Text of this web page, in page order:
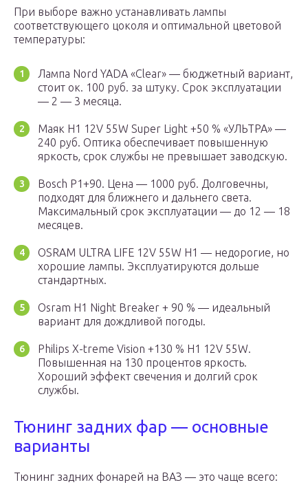
При выборе важно устанавливать лампы
соответствующего цоколя и оптимальной цветовой
температуры:
Лампа Nord YADA «Clear» — бюджетный вариант,
стоит ок. 100 руб. за штуку. Срок эксплуатации
— 2 — 3 месяца.
Маяк H1 12V 55W Super Light +50 % «УЛЬТРА» —
240 руб. Оптика обеспечивает повышенную
яркость, срок службы не превышает заводскую.
Bosch Р1+90. Цена — 1000 руб. Долговечны,
подходят для ближнего и дальнего света.
Максимальный срок эксплуатации — до 12 — 18
месяцев.
OSRAM ULTRA LIFE 12V 55W H1 — недорогие, но
хорошие лампы. Эксплуатируются дольше
стандартных.
Osram H1 Night Breaker + 90 % — идеальный
вариант для дождливой погоды.
Philips X-treme Vision +130 % H1 12V 55W.
Повышенная на 130 процентов яркость.
Хороший эффект свечения и долгий срок
службы.
Тюнинг задних фар — основные
варианты
Тюнинг задних фонарей на ВАЗ — это чаще всего: